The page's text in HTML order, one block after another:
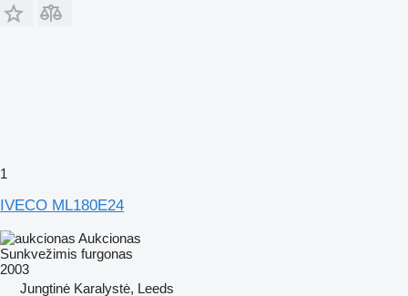
1
IVECO ML180E24
Aukcionas
Sunkvežimis furgonas
2003
Jungtinė Karalystė, Leeds